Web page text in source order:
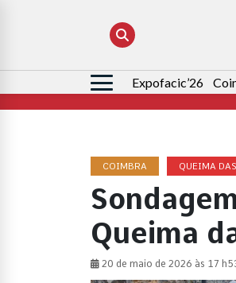
Pesquisar
por:
Expofacic’26
COIMBRA QUEIMA
Queima
20 de maio de 2026 às 17